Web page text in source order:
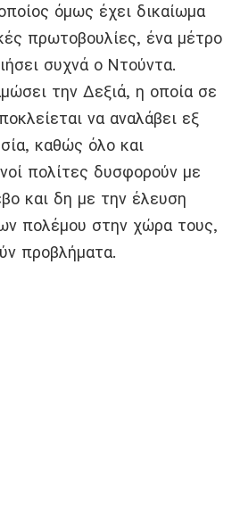
όμως έχει δικαίωμα
πρωτοβουλίες, ένα μέτρο
συχνά ο Ντούντα.
την Δεξιά, η οποία σε
να αναλάβει εξ
καθώς όλο και
πολίτες δυσφορούν με
και δη με την έλευση
πολέμου στην χώρα τους,
προβλήματα.